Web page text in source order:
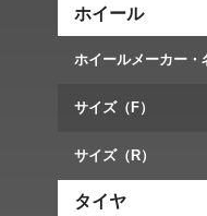
ホイール
ホイールメーカー・
サイズ（F）
サイズ（R）
タイヤ